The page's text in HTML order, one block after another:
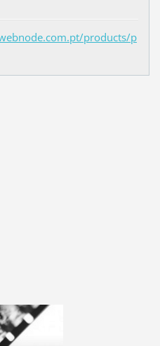
products/p